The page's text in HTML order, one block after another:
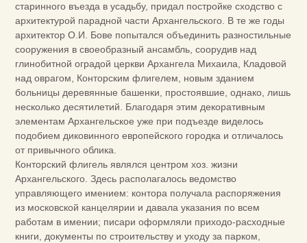
старинного въезда в усадьбу, придал постройке сходство с
архитектурой парадной части Архангельского. В те же годы
архитектор О.И. Бове попытался объединить разностильные
сооружения в своеобразный ансамбль, соорудив над
глинобитной оградой церкви Архангела Михаила, Кладовой
над оврагом, Конторским флигелем, новым зданием
больницы деревянные башенки, простоявшие, однако, лишь
несколько десятилетий. Благодаря этим декоративным
элементам Архангельское уже при подъезде виделось
подобием диковинного европейского городка и отличалось
от привычного облика.
Конторский флигель являлся центром хоз. жизни
Архангельского. Здесь располагалось ведомство
управляющего имением: контора получала распоряжения
из московской канцелярии и давала указания по всем
работам в имении; писари оформляли приходо-расходные
книги, документы по строительству и уходу за парком,